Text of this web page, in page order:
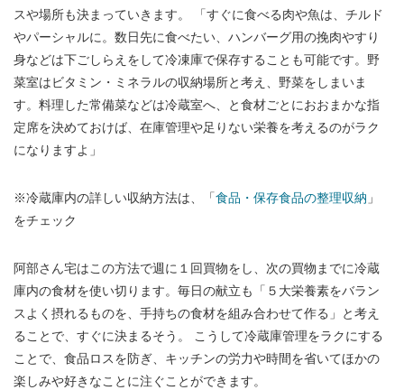
スや場所も決まっていきます。 「すぐに食べる肉や魚は、チルド
やパーシャルに。数日先に食べたい、ハンバーグ用の挽肉やすり
身などは下ごしらえをして冷凍庫で保存することも可能です。野
菜室はビタミン・ミネラルの収納場所と考え、野菜をしまいま
す。料理した常備菜などは冷蔵室へ、と食材ごとにおおまかな指
定席を決めておけば、在庫管理や足りない栄養を考えるのがラク
になりますよ」
※冷蔵庫内の詳しい収納方法は、「食品・保存食品の整理収納 」
をチェック
阿部さん宅はこの方法で週に１回買物をし、次の買物までに冷蔵
庫内の食材を使い切ります。毎日の献立も「５大栄養素をバラン
スよく摂れるものを、手持ちの食材を組み合わせて作る」と考え
ることで、すぐに決まるそう。 こうして冷蔵庫管理をラクにする
ことで、食品ロスを防ぎ、キッチンの労力や時間を省いてほかの
楽しみや好きなことに注ぐことができます。